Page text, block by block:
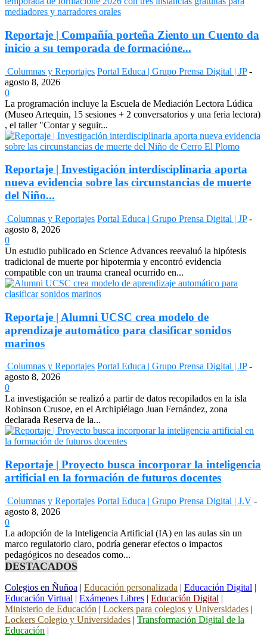
Reportaje | Compañía porteña Ziento un Cuento da
inicio a su temporada de formacióne...
Columnas y Reportajes Portal Educa | Grupo Prensa Digital | JP -
agosto 8, 2026
0
La programación incluye la Escuela de Mediación Lectora Lúdica
(Museo Artequin, 15 sesiones + 2 conversatorios y una feria lectora)
, el taller "Contar y seguir...
Reportaje | Investigación interdisciplinaria aporta
nueva evidencia sobre las circunstancias de muerte
del Niño...
Columnas y Reportajes Portal Educa | Grupo Prensa Digital | JP -
agosto 8, 2026
0
Un estudio publicado en Science Advances reevaluó la hipótesis
tradicional de muerte por hipotermia y encontró evidencia
compatible con un trauma craneal ocurrido en...
Reportaje | Alumni UCSC crea modelo de
aprendizaje automático para clasificar sonidos
marinos
Columnas y Reportajes Portal Educa | Grupo Prensa Digital | JP -
agosto 8, 2026
0
La investigación se realizó a partir de datos recopilados en la isla
Robinson Crusoe, en el Archipiélago Juan Fernández, zona
declarada Reserva de la...
Reportaje | Proyecto busca incorporar la inteligencia
artificial en la formación de futuros docentes
Columnas y Reportajes Portal Educa | Grupo Prensa Digital | J.V -
agosto 8, 2026
0
La adopción de la Inteligencia Artificial (IA) en las aulas sin un
marco regulatorio claro, podría generar efectos o impactos
pedagógicos no deseados como...
DESTACADOS
Colegios en Ñuñoa | Educación personalizada | Educación Digital |
Educación Virtual | Exámenes Libres | Educación Digital |
Ministerio de Educación | Lockers para colegios y Universidades |
Lockers Colegio y Universidades | Transformación Digital de la
Educación |